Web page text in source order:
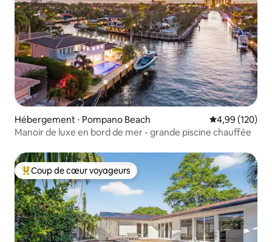
Hébergement ⋅ Pompano Beach Évaluation
4,99 (120)
Manoir de luxe en bord de mer - grande piscine chauffée
Coups de cœur voyageurs les plus appréciés
Coup de cœur voyageurs